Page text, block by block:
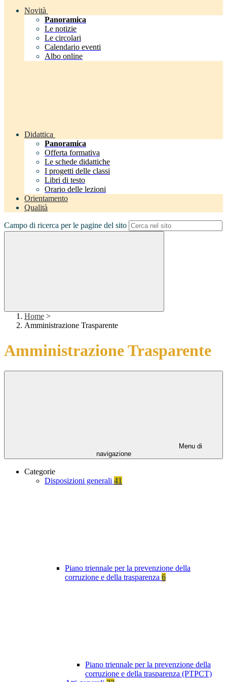
Novità
Panoramica
Le notizie
Le circolari
Calendario eventi
Albo online
Didattica
Panoramica
Offerta formativa
Le schede didattiche
I progetti delle classi
Libri di testo
Orario delle lezioni
Orientamento
Qualità
Campo di ricerca per le pagine del sito
Home >
Amministrazione Trasparente
Amministrazione Trasparente
Menu di
navigazione
Categorie
Disposizioni generali 41
Piano triennale per la prevenzione della
corruzione e della trasparenza 6
Piano triennale per la prevenzione della
corruzione e della trasparenza (PTPCT)